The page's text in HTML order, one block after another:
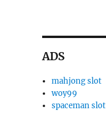
ADS
mahjong slot
woy99
spaceman slot